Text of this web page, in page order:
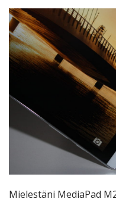
Mielestäni MediaPad